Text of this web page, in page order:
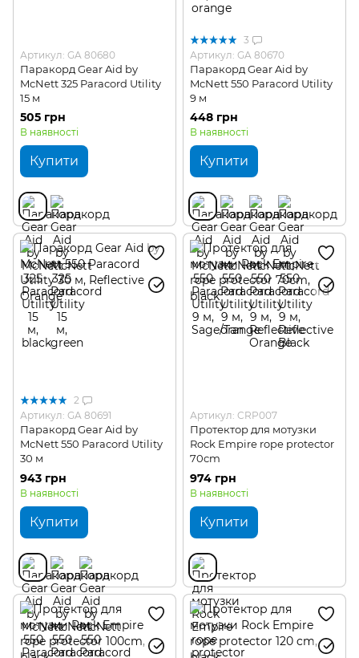
Артикул: GA 80680
Паракорд Gear Aid by
McNett 325 Paracord Utility
15 м
505 грн
В наявності
Купити
3
Артикул: GA 80670
Паракорд Gear Aid by
McNett 550 Paracord Utility
9 м
448 грн
В наявності
Купити
2
Артикул: GA 80691
Паракорд Gear Aid by
McNett 550 Paracord Utility
30 м
943 грн
В наявності
Купити
Артикул: CRP007
Протектор для мотузки
Rock Empire rope protector
70cm
974 грн
В наявності
Купити